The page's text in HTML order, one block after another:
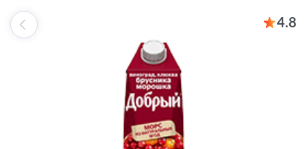
4.8